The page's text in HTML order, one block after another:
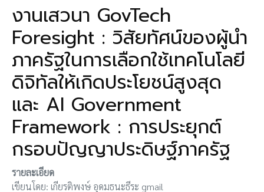
งานเสวนา GovTech
Foresight : วิสัยทัศน์ของผู้นำ
ภาครัฐในการเลือกใช้เทคโนโลยี
ดิจิทัลให้เกิดประโยชน์สูงสุด
และ AI Government
Framework : การประยุกต์
กรอบปัญญาประดิษฐ์ภาครัฐ
รายละเอียด
เขียนโดย: เกียรติพงษ์ อุดมธนะธีระ gmail